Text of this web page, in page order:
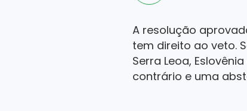
A resolução
tem direito ao veto.
Serra Leoa,
contrário e uma